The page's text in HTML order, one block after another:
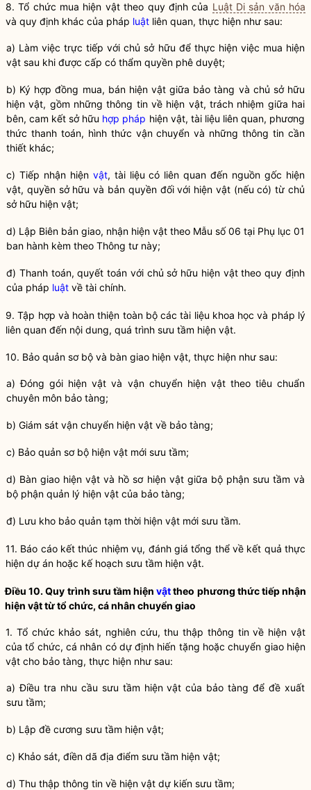
8. Tổ chức mua hiện vật theo quy định của Luật Di sản văn hóa
và quy định khác của pháp luật liên quan, thực hiện như sau:
a) Làm việc trực tiếp với chủ sở hữu để thực hiện việc mua hiện
vật sau khi được cấp có thẩm quyền phê duyệt;
b) Ký hợp đồng mua, bán hiện vật giữa bảo tàng và chủ sở hữu
hiện vật, gồm những thông tin về hiện vật, trách nhiệm giữa hai
bên, cam kết sở hữu hợp pháp hiện vật, tài liệu liên quan, phương
thức thanh toán, hình thức vận chuyển và những thông tin cần
thiết khác;
c) Tiếp nhận hiện vật, tài liệu có liên quan đến nguồn gốc hiện
vật, quyềnsở hữu và bản quyềnđối với hiện vật(nếu có) từ chủ
sở hữu hiện vật;
d) Lập Biên bản giao, nhận hiện vật theo Mẫu số 06 tại Phụ lục 01
ban hành kèm theo Thông tư này;
đ) Thanh toán, quyết toán với chủ sở hữu hiện vật theo quy định
của pháp luật về tài chính.
9. Tập hợp và hoàn thiện toàn bộ các tài liệu khoa học và pháp lý
liên quan đến nội dung, quá trình sưu tầm hiện vật.
10. Bảo quản sơ bộ và bàn giao hiện vật, thực hiện như sau:
a) Đóng gói hiện vật và vận chuyển hiện vật theo tiêu chuẩn
chuyên môn bảo tàng;
b) Giám sát vận chuyển hiện vật về bảo tàng;
c) Bảo quản sơ bộ hiện vật mới sưu tầm;
d) Bàn giao hiện vật và hồ sơ hiện vật giữa bộ phận sưu tầm và
bộ phận quản lý hiện vật của bảo tàng;
đ) Lưu kho bảo quản tạm thời hiện vật mới sưu tầm.
11. Báo cáo kết thúc nhiệm vụ, đánh giá tổng thể về kết quả thực
hiện dự án hoặc kế hoạch sưu tầm hiện vật.
Điều 10. Quy trình sưu tầm hiệnvậttheo phương thức tiếp nhận
hiện vậttừ tổ chức, cá nhân chuyển giao
1. Tổ chức khảo sát, nghiên cứu, thu thập thông tin về hiện vật
của tổ chức, cá nhân có dự định hiến tặng hoặc chuyển giao hiện
vật cho bảo tàng, thực hiện như sau:
a) Điều tra nhu cầu sưu tầm hiện vật của bảo tàng để đề xuất
sưu tầm;
b) Lập đề cương sưu tầm hiện vật;
c) Khảo sát, điền dã địa điểm sưu tầm hiện vật;
d) Thu thập thông tin về hiện vật dự kiến sưu tầm;